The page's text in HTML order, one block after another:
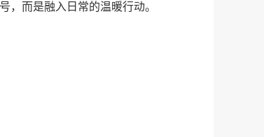
，而是融入日常的温暖行动。